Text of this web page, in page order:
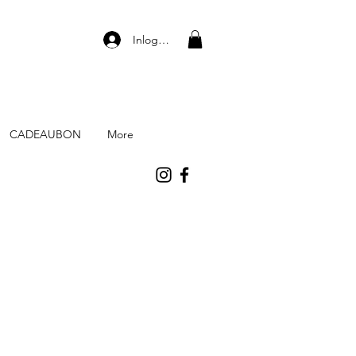
Inloggen
CADEAUBON More